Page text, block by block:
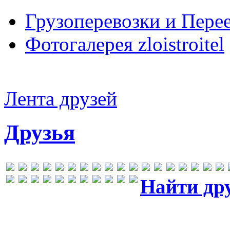
Грузоперевозки и
Фотогалерея zloistroitel
Лента друзей
Друзья
Найти